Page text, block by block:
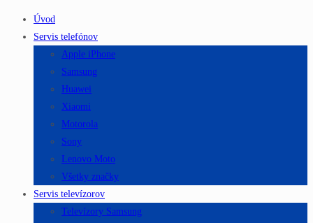
Úvod
Servis telefónov
Apple iPhone
Samsung
Huawei
Xiaomi
Motorola
Sony
Lenovo Moto
Všetky značky
Servis televízorov
Televízory Samsung